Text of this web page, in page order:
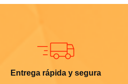
Entrega rápida y segura